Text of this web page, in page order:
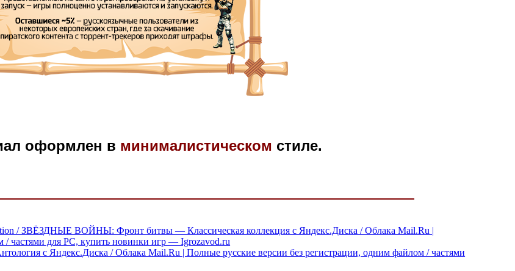
оформлен в минималистическом стиле.
/ ЗВЁЗДНЫЕ ВОЙНЫ: Фронт битвы — Классическая коллекция с Яндекс.Диска / Облака Mail.Ru |
частями для PC, купить новинки игр — Igrozavod.ru
с Яндекс.Диска / Облака Mail.Ru | Полные русские версии без регистрации, одним файлом / частями